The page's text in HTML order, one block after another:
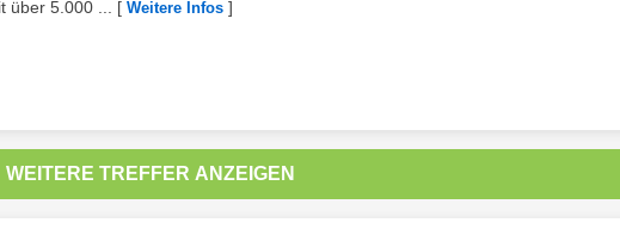
5.000 ...
[ Weitere Infos ]
WEITERE TREFFER ANZEIGEN